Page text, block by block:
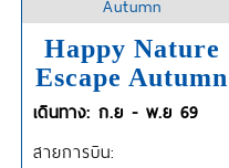
Happy Nature
Escape Autumn
เดินทาง: ก.ย - พ.ย 69
สายการบิน: